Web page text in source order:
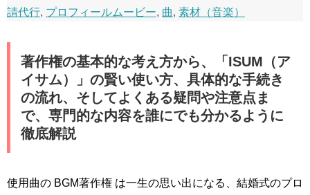
請代行, プロフィールムービー, 曲, 素材（音楽）
著作権の基本的な考え方から、「ISUM（ア
イサム）」の賢い使い方、具体的な手続き
の流れ、そしてよくある疑問や注意点ま
で、専門的な内容を誰にでも分かるように
徹底解説
使用曲の BGM著作権 は一生の思い出になる、結婚式のプロ